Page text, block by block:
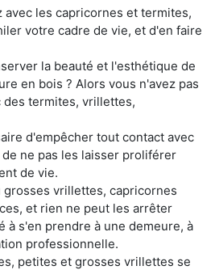
avec les capricornes et termites,
votre cadre de vie, et d'en faire
la beauté et l'esthétique de
en bois ? Alors vous n'avez pas
des termites, vrillettes,
d'empêcher tout contact avec
ne pas les laisser proliférer
de vie.
vrillettes, capricornes
et rien ne peut les arrêter
à s'en prendre à une demeure, à
professionnelle.
petites et grosses vrillettes se